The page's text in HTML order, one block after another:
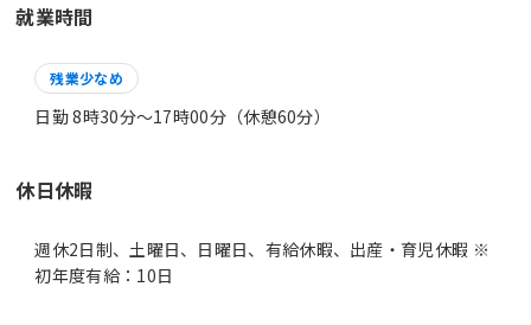
就業時間
残業少なめ
日勤 8時30分〜17時00分（休憩60分）
休日休暇
週休2日制、土曜日、日曜日、有給休暇、出産・育児休暇 ※
初年度有給：10日